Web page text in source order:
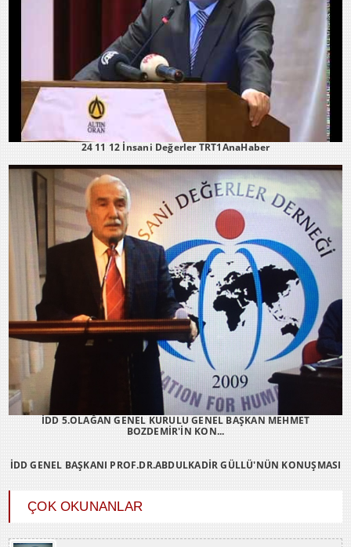
24 11 12 İnsani Değerler TRT1AnaHaber
İDD 5.OLAĞAN GENEL KURULU GENEL BAŞKAN MEHMET
BOZDEMİR'İN KON...
İDD GENEL BAŞKANI PROF.DR.ABDULKADİR GÜLLÜ'NÜN KONUŞMASI
ÇOK OKUNANLAR